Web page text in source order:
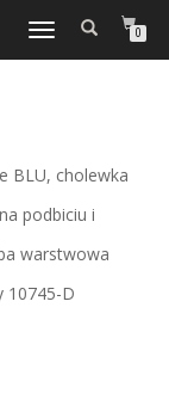
WŁĄCZ
NAWIGACJĘ
0
BLU, cholewka
podbiciu i
warstwowa
10745-D